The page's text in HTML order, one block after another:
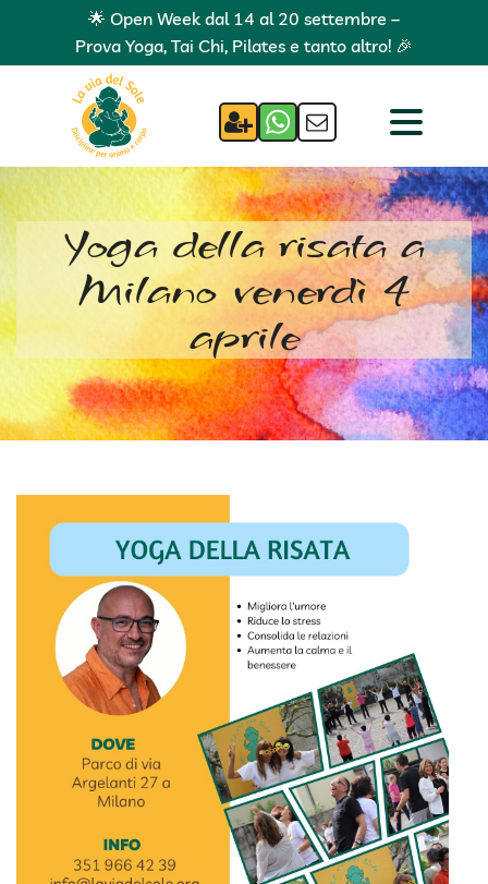
🌟 Open Week dal 14 al 20 settembre –
Prova Yoga, Tai Chi, Pilates e tanto altro! 🎉
Yoga della risata a
Milano venerdì 4
aprile